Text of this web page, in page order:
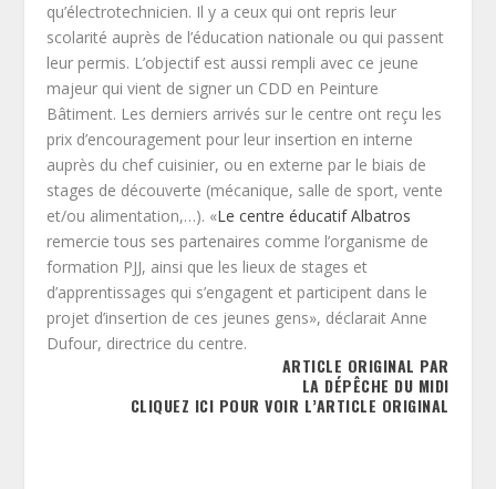
qu’électrotechnicien. Il y a ceux qui ont repris leur
scolarité auprès de l’éducation nationale ou qui passent
leur permis. L’objectif est aussi rempli avec ce jeune
majeur qui vient de signer un CDD en Peinture
Bâtiment. Les derniers arrivés sur le centre ont reçu les
prix d’encouragement pour leur insertion en interne
auprès du chef cuisinier, ou en externe par le biais de
stages de découverte (mécanique, salle de sport, vente
et/ou alimentation,…). «Le centre éducatif Albatros
remercie tous ses partenaires comme l’organisme de
formation PJJ, ainsi que les lieux de stages et
d’apprentissages qui s’engagent et participent dans le
projet d’insertion de ces jeunes gens», déclarait Anne
Dufour, directrice du centre.
ARTICLE ORIGINAL PAR
LA DÉPÊCHE DU MIDI
CLIQUEZ ICI POUR VOIR L’ARTICLE ORIGINAL